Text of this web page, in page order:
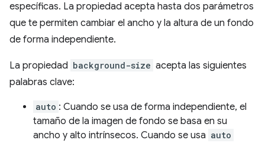
específicas. La propiedad acepta hasta dos parámetros
que te permiten cambiar el ancho y la altura de un fondo
de forma independiente.
La propiedad background-size acepta las siguientes
palabras clave:
auto : Cuando se usa de forma independiente, el
tamaño de la imagen de fondo se basa en su
ancho y alto intrínsecos. Cuando se usa auto